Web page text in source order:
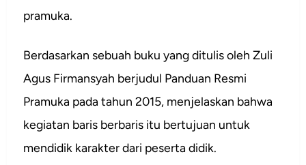
pramuka.
Berdasarkan sebuah buku yang ditulis oleh Zuli
Agus Firmansyah berjudul Panduan Resmi
Pramuka pada tahun 2015, menjelaskan bahwa
kegiatan baris berbaris itu bertujuan untuk
mendidik karakter dari peserta didik.